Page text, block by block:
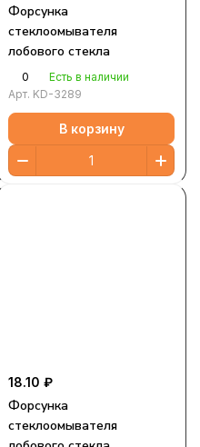
Форсунка
стеклоомывателя
лобового стекла
0
Есть в наличии
Арт. KD-3289
В корзину
18.10 ₽
Форсунка
стеклоомывателя